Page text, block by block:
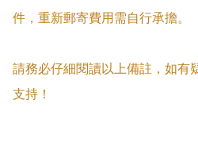
件，重新郵寄費用需自行承擔。
請務必仔細閱讀以上備註，如有
支持！